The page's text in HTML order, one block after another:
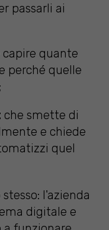
passarli ai
capire quante
perché quelle
che smette di
e chiede
quel
l'azienda
digitale e